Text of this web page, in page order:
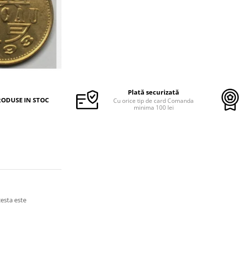
IN STOC
Plată securizată
Cu orice tip de card Comanda
minima 100 lei
este